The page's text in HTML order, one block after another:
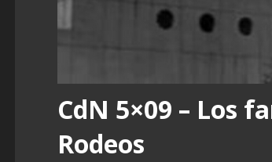
CdN 5×09 – Los
Rodeos